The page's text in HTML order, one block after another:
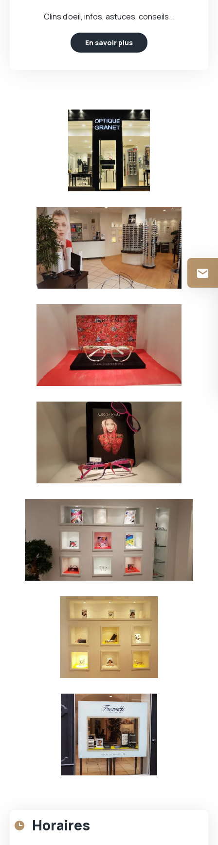
Clins d’oeil, infos, astuces, conseils...
En savoir plus
Horaires